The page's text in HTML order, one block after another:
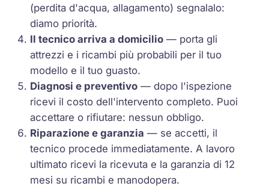
(perdita d'acqua, allagamento) segnalalo:
diamo priorità.
Il tecnico arriva a domicilio — porta gli
attrezzi e i ricambi più probabili per il tuo
modello e il tuo guasto.
Diagnosi e preventivo — dopo l'ispezione
ricevi il costo dell'intervento completo. Puoi
accettare o rifiutare: nessun obbligo.
Riparazione e garanzia — se accetti, il
tecnico procede immediatamente. A lavoro
ultimato ricevi la ricevuta e la garanzia di 12
mesi su ricambi e manodopera.